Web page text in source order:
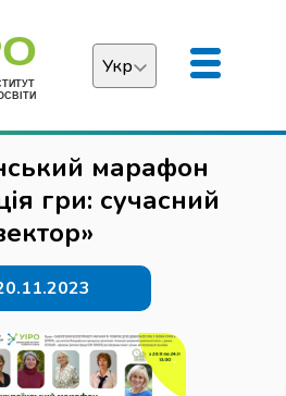
Укр
English
марафон
гри: сучасний